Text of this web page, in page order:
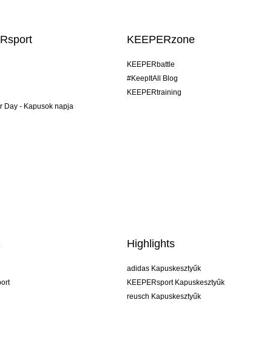
Day - Kapusok napja
KEEPERzone
KEEPERbattle
#KeepItAll Blog
KEEPERtraining
Highlights
adidas Kapuskesztyűk
KEEPERsport Kapuskesztyűk
reusch Kapuskesztyűk